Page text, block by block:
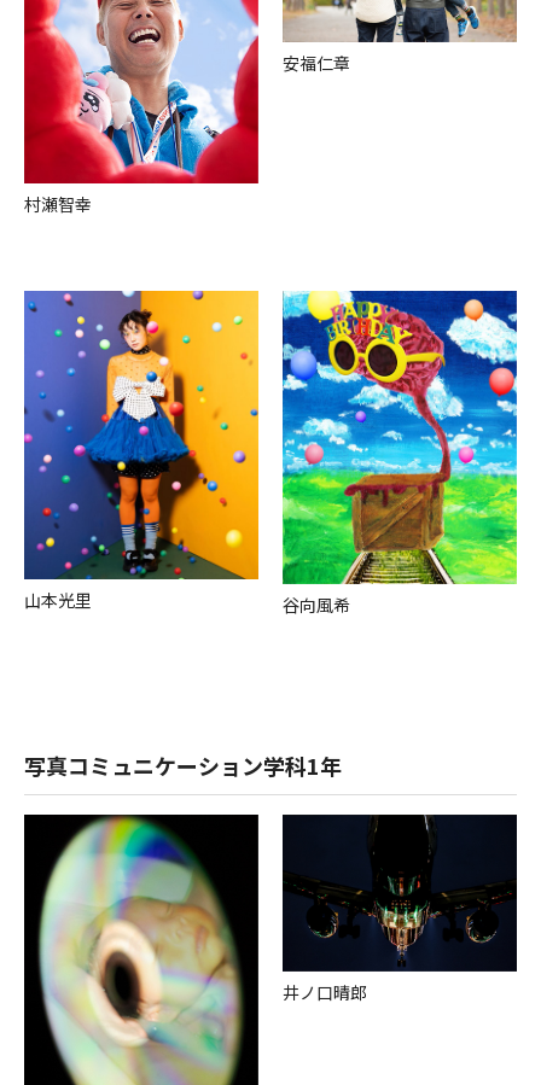
村瀬智幸
安福仁章
⼭本光⾥ ⾕向⾵希
写真コミュニケーション学科1年
井ノ⼝晴郎